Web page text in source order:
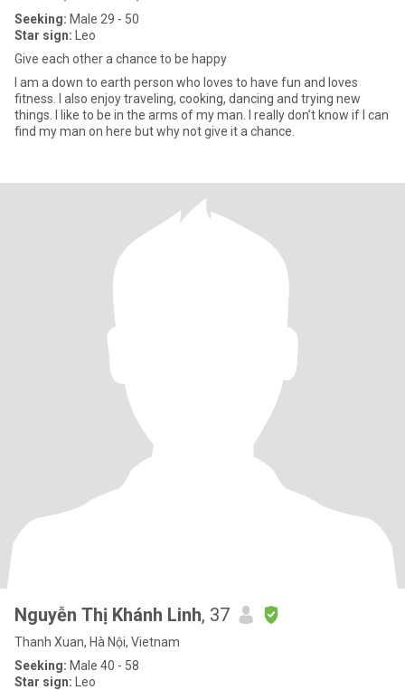
Seeking: Male 29 - 50
Star sign: Leo
Give each other a chance to be happy
I am a down to earth person who loves to have fun and loves
fitness. I also enjoy traveling, cooking, dancing and trying new
things. I like to be in the arms of my man. I really don’t know if I can
find my man on here but why not give it a chance.
Nguyễn Thị Khánh Linh, 37
Thanh Xuan, Hà Nội, Vietnam
Seeking: Male 40 - 58
Star sign: Leo